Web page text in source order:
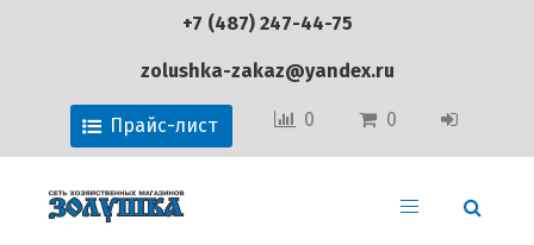
+7 (487) 247-44-75
zolushka-zakaz@yandex.ru
Прайс-лист 0 0